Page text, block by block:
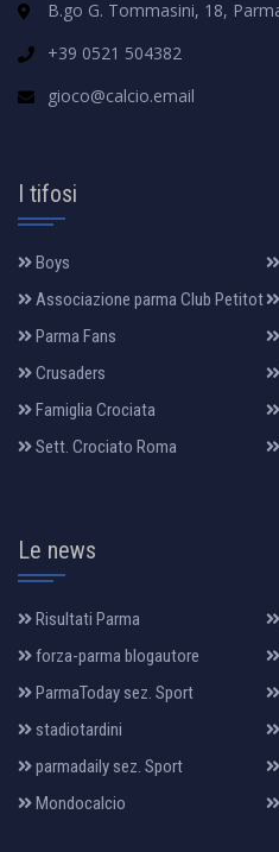
B.go G. Tommasini, 18,
+39 0521 504382
gioco@calcio.email
I tifosi
Boys
Associazione parma Club Petitot
Parma Fans
Crusaders
Famiglia Crociata
Sett. Crociato Roma
Le news
Risultati Parma
forza-parma blogautore
ParmaToday sez. Sport
stadiotardini
parmadaily sez. Sport
Mondocalcio